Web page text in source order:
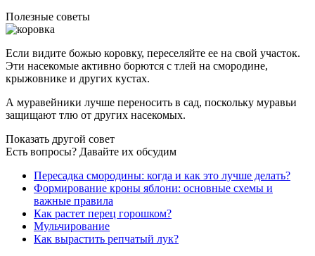
Полезные советы
Если видите божью коровку, переселяйте ее на свой участок.
Эти насекомые активно борются с тлей на смородине,
крыжовнике и других кустах.
А муравейники лучше переносить в сад, поскольку муравьи
защищают тлю от других насекомых.
Показать другой совет
Есть вопросы? Давайте их обсудим
Пересадка смородины: когда и как это лучше делать?
Формирование кроны яблони: основные схемы и
важные правила
Как растет перец горошком?
Мульчирование
Как вырастить репчатый лук?